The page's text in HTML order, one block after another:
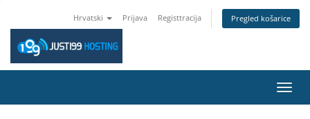
Hrvatski Prijava Registtracija Pregled košarice